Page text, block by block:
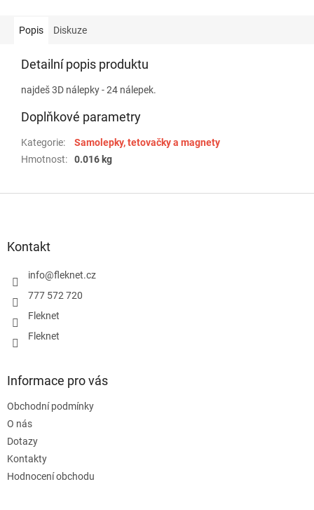
Popis Diskuze
Detailní popis produktu
najdeš 3D nálepky - 24 nálepek.
Doplňkové parametry
Kategorie:
Samolepky, tetovačky a magnety
Hmotnost: 0.016 kg
Kontakt
info@fleknet.cz
777 572 720
Fleknet
Fleknet
Informace pro vás
Obchodní podmínky
O nás
Dotazy
Kontakty
Hodnocení obchodu